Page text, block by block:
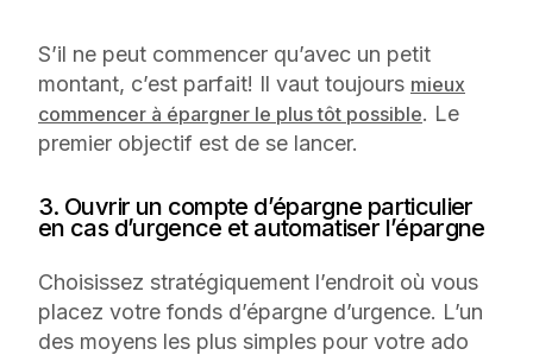
S’il ne peut commencer qu’avec un petit
montant, c’est parfait! Il vaut toujours mieux
commencer à épargner le plus tôt possible. Le
premier objectif est de se lancer.
3. Ouvrir un compte d’épargne particulier
en cas d’urgence et automatiser l’épargne
Choisissez stratégiquement l’endroit où vous
placez votre fonds d’épargne d’urgence. L’un
des moyens les plus simples pour votre ado